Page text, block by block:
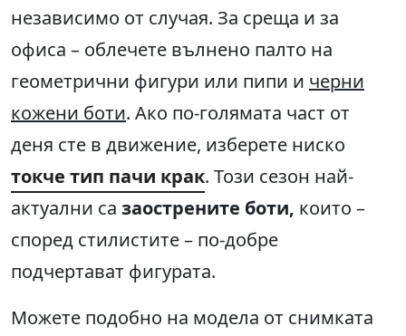
независимо от случая. За среща и за
офиса – облечете вълнено палто на
геометрични фигури или пипи и черни
кожени боти. Ако по-голямата част от
деня сте в движение, изберете ниско
токче тип пачи крак. Този сезон най-
актуални са заострените боти, които –
според стилистите – по-добре
подчертават фигурата.
Можете подобно на модела от снимката